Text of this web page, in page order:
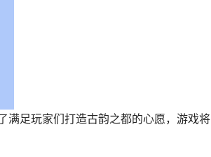
满足玩家们打造古韵之都的心愿，游戏将